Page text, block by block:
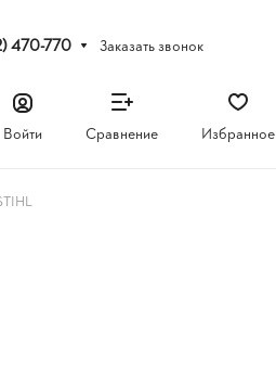
470-770 Заказать звонок
Войти Сравнение Избранное